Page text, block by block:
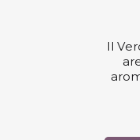
Il